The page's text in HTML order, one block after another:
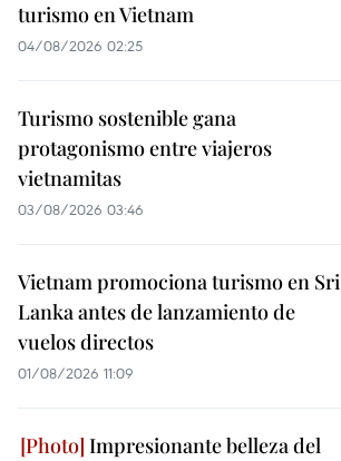
turismo en Vietnam
04/08/2026 02:25
Turismo sostenible gana
protagonismo entre viajeros
vietnamitas
03/08/2026 03:46
Vietnam promociona turismo en Sri
Lanka antes de lanzamiento de
vuelos directos
01/08/2026 11:09
Impresionante belleza del